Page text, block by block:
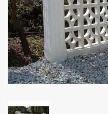
buitenlampen
Bronzen beelden voor
binnen en of buiten.
ANTIEK , Curiosa en
Replica's